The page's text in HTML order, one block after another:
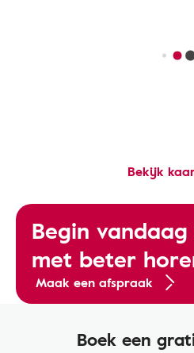
Bekijk
Begin
met beter
Maak een afspraak
Boek een